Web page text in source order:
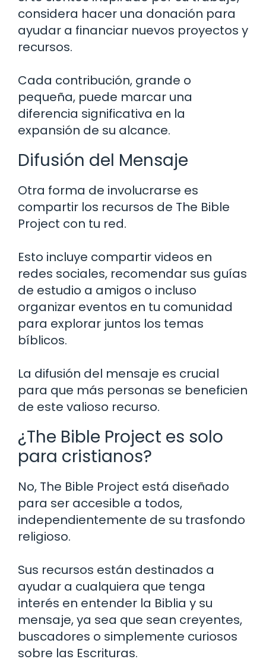
considera hacer una donación para
ayudar a financiar nuevos proyectos y
recursos.
Cada contribución, grande o
pequeña, puede marcar una
diferencia significativa en la
expansión de su alcance.
Difusión del Mensaje
Otra forma de involucrarse es
compartir los recursos de The Bible
Project con tu red.
Esto incluye compartir videos en
redes sociales, recomendar sus guías
de estudio a amigos o incluso
organizar eventos en tu comunidad
para explorar juntos los temas
bíblicos.
La difusión del mensaje es crucial
para que más personas se beneficien
de este valioso recurso.
¿The Bible Project es solo
para cristianos?
No, The Bible Project está diseñado
para ser accesible a todos,
independientemente de su trasfondo
religioso.
Sus recursos están destinados a
ayudar a cualquiera que tenga
interés en entender la Biblia y su
mensaje, ya sea que sean creyentes,
buscadores o simplemente curiosos
sobre las Escrituras.